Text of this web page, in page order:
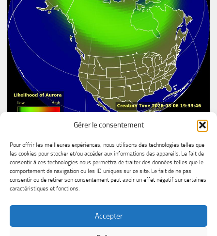
Gérer le consentement
Pour offrir les meilleures expériences, nous utilisons des technologies telles que
les cookies pour stocker et/ou accéder aux informations des appareils. Le fait de
consentir à ces technologies nous permettra de traiter des données telles que le
comportement de navigation ou les ID uniques sur ce site. Le fait de ne pas
consentir ou de retirer son consentement peut avoir un effet négatif sur certaines
caractéristiques et fonctions.
Accepter